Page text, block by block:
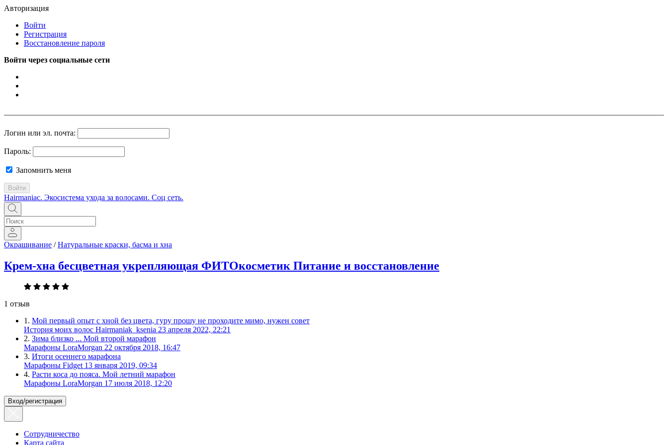
Авторизация
Войти
Регистрация
Восстановление пароля
Войти через социальные сети
Логин или эл. почта:
Пароль:
Запомнить меня
Войти
Hairmaniac. Экосистема ухода за волосами. Соц сеть.
Окрашивание /Натуральные краски, басма и хна
Крем-хна бесцветная укрепляющая ФИТОкосметик Питание и восстановление
1 отзыв
1. Мой первый опыт с хной без цвета, гуру прошу не проходите мимо, нужен совет
История моих волос Hairmaniak_ksenia 23 апреля 2022, 22:21
2. Зима близко ... Мой второй марафон
Марафоны LoraMorgan 22 октября 2018, 16:47
3. Итоги осеннего марафона
Марафоны Fidget 13 января 2019, 09:34
4. Расти коса до пояса. Мой летний марафон
Марафоны LoraMorgan 17 июля 2018, 12:20
Вход/регистрация
Сотрудничество
Карта сайта